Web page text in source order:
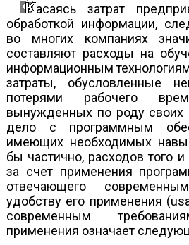
асаясь затрат
обработкой информации,
во многих компаниях
составляют расходы на
информационным
затраты, обусловленные
потерями рабочего
вынужденных по роду своих
дело с программным
имеющих необходимых
бы частично, расходов того
за счет применения
отвечающего
удобству его применения
современным
применения означает